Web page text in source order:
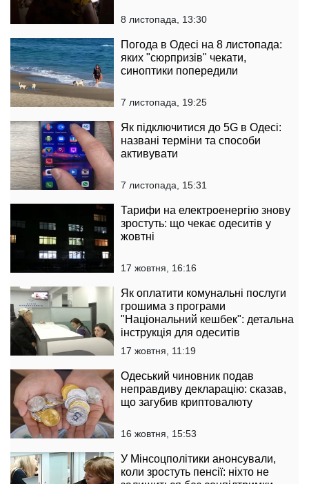
8 листопада, 13:30
Погода в Одесі на 8 листопада:
яких "сюрпризів" чекати,
синоптики попередили
7 листопада, 19:25
Як підключитися до 5G в Одесі:
названі терміни та способи
активувати
7 листопада, 15:31
Тарифи на електроенергію знову
зростуть: що чекає одеситів у
жовтні
17 жовтня, 16:16
Як оплатити комунальні послуги
грошима з програми
"Національний кешбек": детальна
інструкція для одеситів
17 жовтня, 11:19
Одеський чиновник подав
неправдиву декларацію: сказав,
що загубив криптовалюту
16 жовтня, 15:53
У Мінсоцполітики анонсували,
коли зростуть пенсії: ніхто не